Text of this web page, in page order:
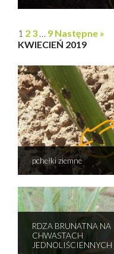
1 2 3 9 Następne »
KWIECIEŃ 2019
pchełki ziemne
RDZA BRUNATNA NA
CHWASTACH
JEDNOLIŚCIENNYCH